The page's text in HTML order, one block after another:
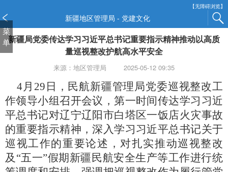
【无障碍浏览】
新疆地区管理局 - 党建文化
菜
单新疆局党委传达学习习近平总书记重要指示精神推动以高质
量巡视整改护航高水平安全
来源：地区管理局 2025-05-12 09:35
4月29日，民航新疆管理局党委巡视整改工
作领导小组召开会议，第一时间传达学习习近
平总书记对辽宁辽阳市白塔区一饭店火灾事故
的重要指示精神，深入学习习近平总书记关于
巡视工作的重要论述，对扎实推动巡视整改
及“五一”假期新疆民航安全生产等工作进行统
窗
口
打
说
明
页
面,
按
Alt
加